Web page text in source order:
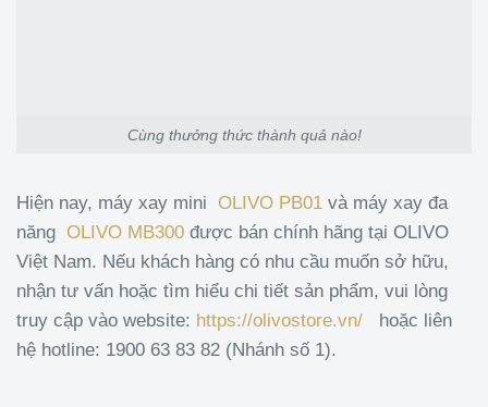
Cùng thưởng thức thành quả nào!
Hiện nay, máy xay mini OLIVO PB01 và máy xay đa
năng OLIVO MB300 được bán chính hãng tại OLIVO
Việt Nam. Nếu khách hàng có nhu cầu muốn sở hữu,
nhận tư vấn hoặc tìm hiểu chi tiết sản phẩm, vui lòng
truy cập vào website: https://olivostore.vn/
hoặc liên
hệ hotline: 1900 63 83 82 (Nhánh số 1).